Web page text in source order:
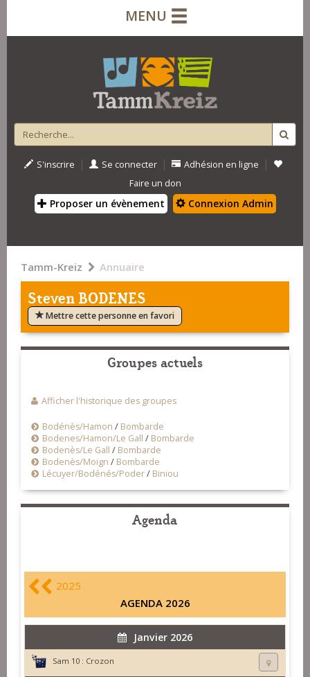
MENU
S'inscrire | Se connecter | Adhésion en ligne |
Faire un don
Proposer un évènement Connexion Admin
Tamm-Kreiz Annuaire
Steven BODENES
Mettre cette personne en favori
Groupes actuels
Afficher l'historique des groupes
Bodénès/Hamon / Bombarde
Bodenes/Hamon/Le Gall / Bombarde
Bodenès/Le Gall / Bombarde
Bodenès/Moign / Bombarde
Lécuyer/Bodénés/Poder/ Biniou
Agenda
2025
AGENDA 2026
Janvier 2026
Sam 10 : Crozon